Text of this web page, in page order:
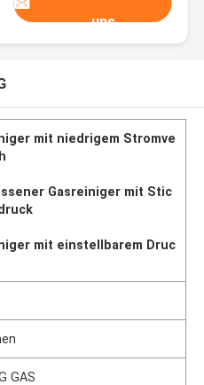
uns
mit niedrigem Stromve
Gasreiniger mit Stic
mit einstellbarem Druc
GAS